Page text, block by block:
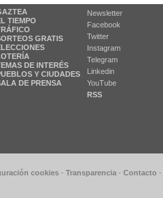
TIEMPO
GRATIS
DE INTERÉS
Y CIUDADES
DE PRENSA
Newsletter
Facebook
Twitter
Instagram
Telegram
Linkedin
YouTube
RSS
cookies - Transparencia - Contacto -